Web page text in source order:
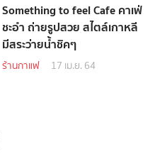
Something to feel Cafe คาเฟ่
ชะอำ ถ่ายรูปสวย สไตล์เกาหลี
มีสระว่ายน้ำชิคๆ
ร้านกาแฟ 17 เม.ย. 64